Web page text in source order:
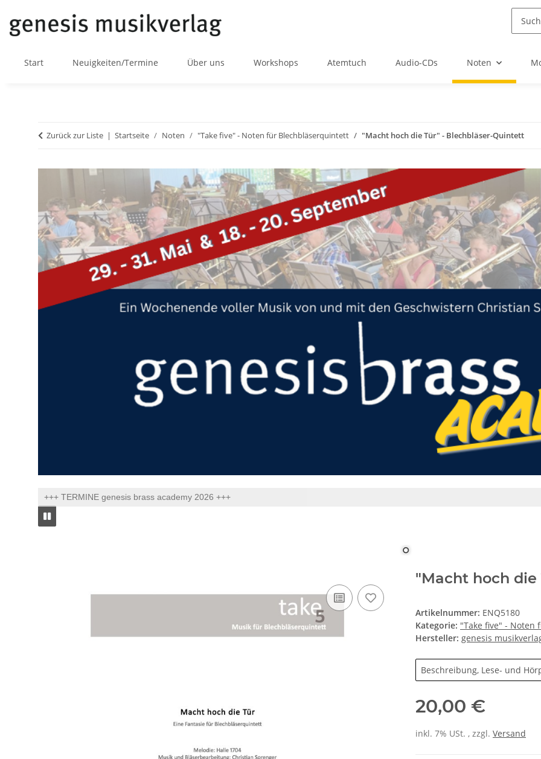
Atemtuch Audio-CDs Noten
Start Neuigkeiten/Termine Über uns Workshops
Zurück zur Liste Startseite Noten "Take five" - Noten für Blechbläserquintett "Macht hoch die Tür" - Blechbläser-Quintett
+++ TERMINE genesis brass academy 2026 +++
"Macht hoch
Artikelnummer: ENQ5180
Kategorie: "Take five" -
Hersteller: genesis
Beschreibung, Lese- und
20,00 €
inkl. 7% USt. , zzgl. Versand